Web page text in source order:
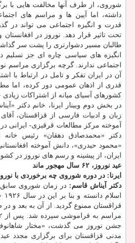
شوروی، از طرف آنها مخالفت هایی با
داشته، اما آیین ها و مراسم های
قدرت و انگیزه اجتماعی می تواند در
طالبان مسیر دشوارتری را پشت سر
انگیزه های سیاسی چاره ای جز تسلیم
اجتماعی ندارند. گرچه برگزاری مراسم
آن در ایران تفکر و تامل در ارتباط با
قدری از اذهان عمومی دور کرده، اما
کشورهای آسیای میانه از اشتراکات زیادی
در بخش دوم وبینار ایرنا، خانم دکتر
زبان و ادبیات فارسی از قزاقستان،
آموخته مرکز مطالعات قرقیزی- ایرانی
دکتر «محمدصادق دهقان» رئیس خانه
«محمود حیدری»، دانش آموخته
ایران، از پیشینه و رسم های نوروز در
عید نوروز، ۶۲ سال مهجور ماند
ایرنا: در دوره شوروی چه برخوردی با
دکتر آیناش قاسم:در زمان شوروی سابق
جشن نوروز می گذشت، «مختار
مدنی قزاقستان برای برگزاری مجدد عید